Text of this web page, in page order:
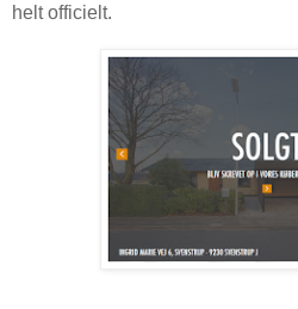
helt officielt.